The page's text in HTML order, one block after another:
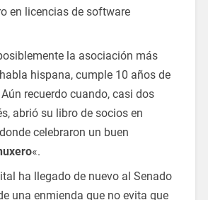
en licencias de software
la asociación más
hispana, cumple 10 años de
recuerdo cuando, casi dos
abrió su libro de socios en
celebraron un buen
«.
ha llegado de nuevo al Senado
una enmienda que no evita que